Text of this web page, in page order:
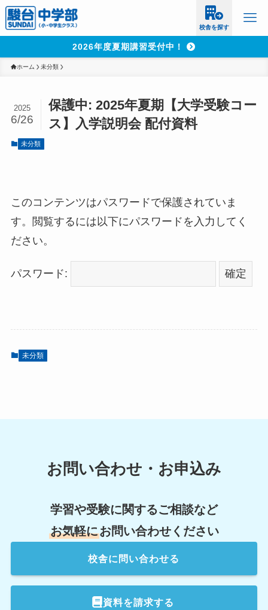
校舎を探す
2026年度夏期講習受付中！
ホーム 未分類
保護中: 2025年夏期【大学受験コー
ス】入学説明会 配付資料
2025
6/26
未分類
このコンテンツはパスワードで保護されていま
す。閲覧するには以下にパスワードを入力してく
ださい。
パスワード:
未分類
お問い合わせ・お申込み
学習や受験に関するご相談など
お気軽にお問い合わせください
校舎に問い合わせる
資料を請求する